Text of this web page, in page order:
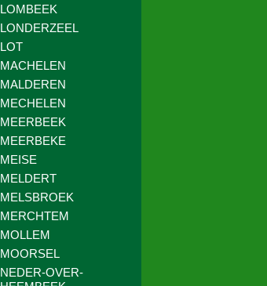
LOMBEEK
LONDERZEEL
LOT
MACHELEN
MALDEREN
MECHELEN
MEERBEEK
MEERBEKE
MEISE
MELDERT
MELSBROEK
MERCHTEM
MOLLEM
MOORSEL
NEDER-OVER-